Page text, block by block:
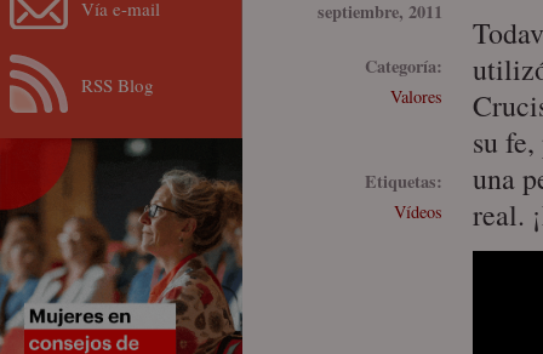
septiembre, 2011
Categoría:
Valores
Etiquetas:
Vídeos
su
una
real.
Vía e-mail
RSS Blog